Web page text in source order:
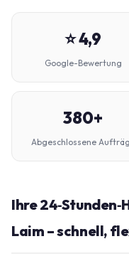
⭐ 4,9
Google-Bewertung
380+
Abgeschlossene
Ihre
Laim – schnell,